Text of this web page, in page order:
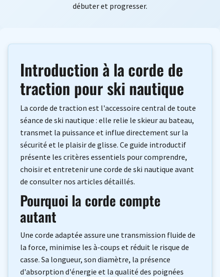
débuter et progresser.
Introduction à la corde de
traction pour ski nautique
La corde de traction est l'accessoire central de toute
séance de ski nautique : elle relie le skieur au bateau,
transmet la puissance et influe directement sur la
sécurité et le plaisir de glisse. Ce guide introductif
présente les critères essentiels pour comprendre,
choisir et entretenir une corde de ski nautique avant
de consulter nos articles détaillés.
Pourquoi la corde compte
autant
Une corde adaptée assure une transmission fluide de
la force, minimise les à-coups et réduit le risque de
casse. Sa longueur, son diamètre, la présence
d'absorption d'énergie et la qualité des poignées